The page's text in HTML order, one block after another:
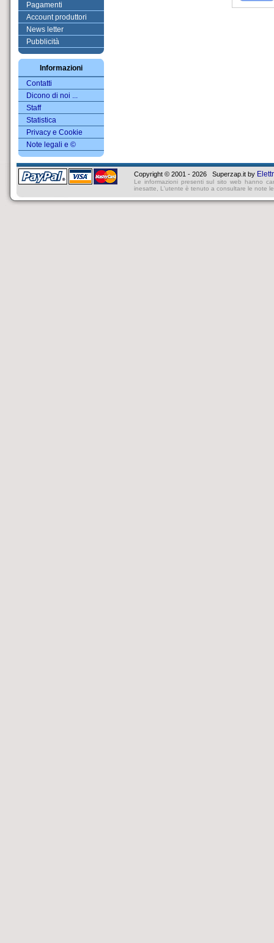
Pagamenti
Account produttori
News letter
Pubblicità
Informazioni
Contatti
Dicono di noi ...
Staff
Statistica
Privacy e Cookie
Note legali e ©
Copyright © 2001 - 2026 Superzap.it by
Le informazioni presenti sul sito web hanno
inesatte, L'utente è tenuto a consultare le note